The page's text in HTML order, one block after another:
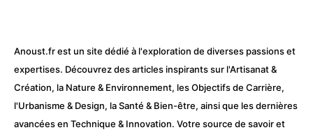
Anoust.fr est un site dédié à l'exploration de diverses passions et
expertises. Découvrez des articles inspirants sur l'Artisanat &
Création, la Nature & Environnement, les Objectifs de Carrière,
l'Urbanisme & Design, la Santé & Bien-être, ainsi que les dernières
avancées en Technique & Innovation. Votre source de savoir et